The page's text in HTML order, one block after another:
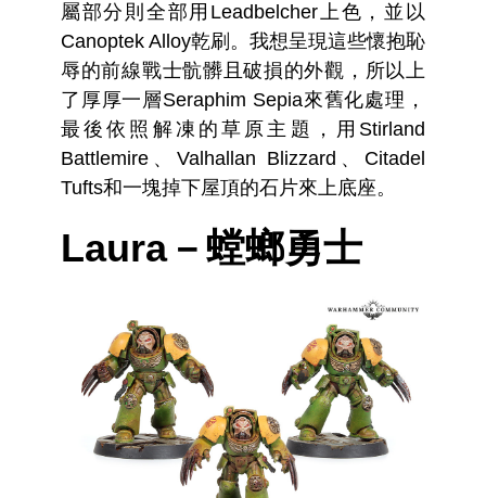
屬部分則全部用Leadbelcher上色，並以
Canoptek Alloy乾刷。我想呈現這些懷抱恥
辱的前線戰士骯髒且破損的外觀，所以上
了厚厚一層Seraphim Sepia來舊化處理，
最後依照解凍的草原主題，用Stirland
Battlemire、Valhallan Blizzard、Citadel
Tufts和一塊掉下屋頂的石片來上底座。
Laura－螳螂勇士